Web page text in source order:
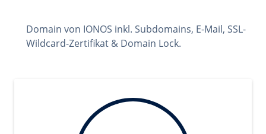
Domain von IONOS inkl. Subdomains, E-Mail, SSL-
Wildcard-Zertifikat & Domain Lock.